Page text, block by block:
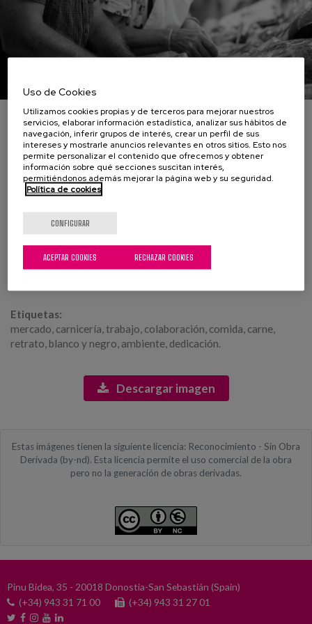
La imagen en blanco y negro muestra a dos personas
trabajando en un entorno de mercado o carnicería. El hombre,
de cabello canoso y arrugado, se muestra concentrado
mientras examina un trozo de carne. Su expresión refleja una
mezcla de seriedad y dedicación. A su lado, una mujer de
cabello rizado y oscuro sonríe mientras sostiene un cuchillo y
están involucrados en la preparación de alimentos. El fondo es
difuso, lo que sugiere un ambiente de trabajo activo con
estantes y productos visibles, aunque no claramente definidos.
La composición de la imagen enfatiza la conexión entre ellos y
Etiquetas:
mercado, carnicería, trabajo, colaboración, comida, carne,
retrato, blanco y negro, ambiente, dedicación.
Descargar imagen
Estas imágenes tienen la siguiente licencia: Reconocimiento - Sin Obra
Derivada (by-nd). Esta licencia permite el uso comercial de la obra
pero no la generación de obras derivadas.
Pinu Bidea, 35 - 20018 Donostia-San Sebastián (Spain)
(+34) 943 31 71 00
(+34) 943 31 27 01
Uso de Cookies
Utilizamos cookies propias y de terceros para mejorar nuestros
servicios, elaborar información estadística, analizar sus hábitos de
navegación, inferir grupos de interés, crear un perfil de sus
intereses y mostrarle anuncios relevantes en otros sitios. Esto nos
permite personalizar el contenido que ofrecemos y obtener
información sobre qué secciones suscitan interés,
permitiéndonos además mejorar la página web y su seguridad.
Política de cookies
CONFIGURAR
RECHAZAR COOKIES
ACEPTAR COOKIES